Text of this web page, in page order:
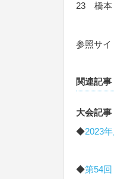
23 橋
参照サイ
関連記事
大会記事
◆2023
◆第54